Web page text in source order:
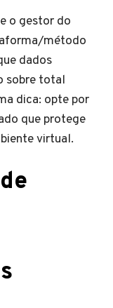
o gestor do
método
dados
sobre total
dica: opte por
que protege
virtual.